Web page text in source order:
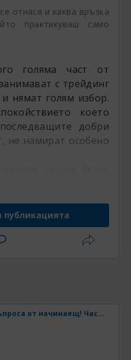
отнася и каква връзка
практикуваш само
голяма част от
с трейдинг
нямат голям избор.
което
добри
не намират особено
винаги ще е
логика, не трябва
се развие, защото
от
публикацията
Няколко въпроса от начинаещ! Част 2